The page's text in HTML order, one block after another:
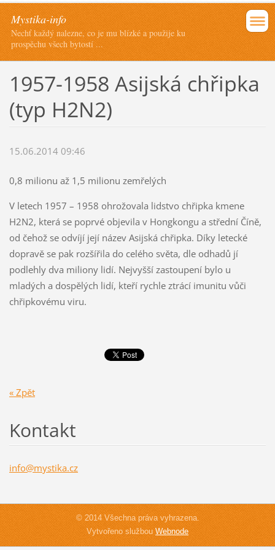
Mystika-info
Nechť každý nalezne, co je mu blízké a použije ku
prospěchu všech bytostí ...
1957-1958 Asijská chřipka
(typ H2N2)
15.06.2014 09:46
0,8 milionu až 1,5 milionu zemřelých
V letech 1957 – 1958 ohrožovala lidstvo chřipka kmene
H2N2, která se poprvé objevila v Hongkongu a střední Číně,
od čehož se odvíjí její název Asijská chřipka. Díky letecké
dopravě se pak rozšířila do celého světa, dle odhadů jí
podlehly dva miliony lidí. Nejvyšší zastoupení bylo u
mladých a dospělých lidí, kteří rychle ztrácí imunitu vůči
chřipkovému viru.
« Zpět
Kontakt
info@mystika.cz
© 2014 Všechna práva vyhrazena.
Vytvořeno službouWebnode